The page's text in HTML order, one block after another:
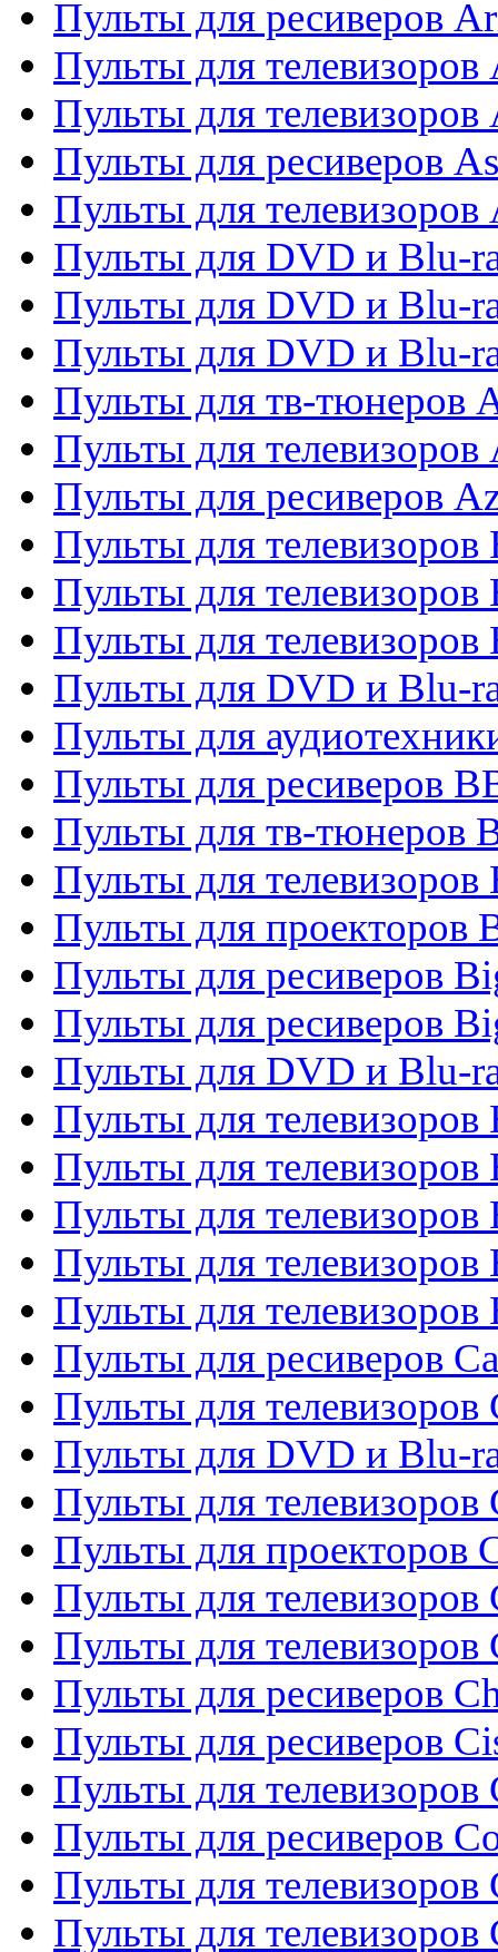
Пульты для ресиверов
Пульты для
Пульты для телевизоров
Пульты для ресиверов
Пульты для телевизоров
Пульты для DVD и Blu-
Пульты для DVD и Blu-
Пульты для DVD и Blu-
Пульты для тв-тюнеров
Пульты для телевизоров
Пульты для ресиверов
Пульты для
Пульты для
Пульты для
Пульты для DVD и Blu-
Пульты для
Пульты для ресиверов
Пульты для тв-тюнеров
Пульты для телевизоров
Пульты для проекторов
Пульты для ресиверов
Пульты для ресиверов
Пульты для DVD и Blu-
Пульты для телевизоров
Пульты для телевизоров
Пульты для телевизоров
Пульты для телевизоров
Пульты для телевизоров
Пульты для ресиверов
Пульты для телевизоров
Пульты для DVD и Blu-
Пульты для телевизоров
Пульты для проекторов
Пульты для телевизоров
Пульты для телевизоров
Пульты для ресиверов
Пульты для ресиверов
Пульты для телевизоров
Пульты для ресиверов
Пульты для телевизоров
Пульты для телевизоров